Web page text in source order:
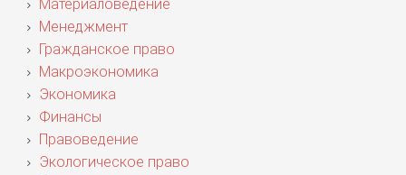
Материаловедение
Менеджмент
Гражданское право
Макроэкономика
Экономика
Финансы
Правоведение
Экологическое право